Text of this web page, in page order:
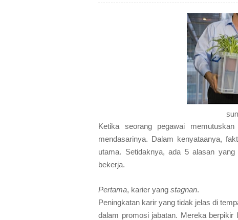
Ketika seorang pegawai
mendasarinya. Dalam kenyataanya,
utama. Setidaknya, ada 5 alasan
bekerja.
Pertama, karier yang stagnan.
Peningkatan karir yang tidak jelas di
dalam promosi jabatan. Mereka